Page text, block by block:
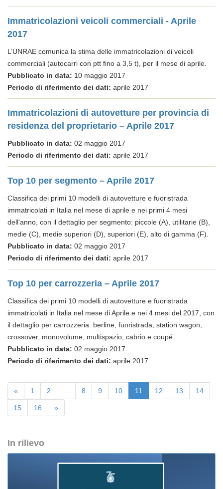
Immatricolazioni veicoli commerciali - Aprile
2017
L’UNRAE comunica la stima delle immatricolazioni di veicoli
commerciali (autocarri con ptt fino a 3,5 t), per il mese di aprile.
Pubblicato in data: 10 maggio 2017
Periodo di riferimento dei dati: aprile 2017
Immatricolazioni di autovetture per provincia di
residenza del proprietario – Aprile 2017
Pubblicato in data: 02 maggio 2017
Periodo di riferimento dei dati: aprile 2017
Top 10 per segmento – Aprile 2017
Classifica dei primi 10 modelli di autovetture e fuoristrada
immatricolati in Italia nel mese di aprile e nei primi 4 mesi
dell'anno, con il dettaglio per segmento: piccole (A), utilitarie (B),
medie (C), medie superiori (D), superiori (E), alto di gamma (F).
Pubblicato in data: 02 maggio 2017
Periodo di riferimento dei dati: aprile 2017
Top 10 per carrozzeria – Aprile 2017
Classifica dei primi 10 modelli di autovetture e fuoristrada
immatricolati in Italia nel mese di Aprile e nei 4 mesi del 2017, con
il dettaglio per carrozzeria: berline, fuoristrada, station wagon,
crossover, monovolume, multispazio, cabrio e coupé.
Pubblicato in data: 02 maggio 2017
Periodo di riferimento dei dati: aprile 2017
« 1 2 8 9 10 11 12 13 14
15 16 »
In rilievo